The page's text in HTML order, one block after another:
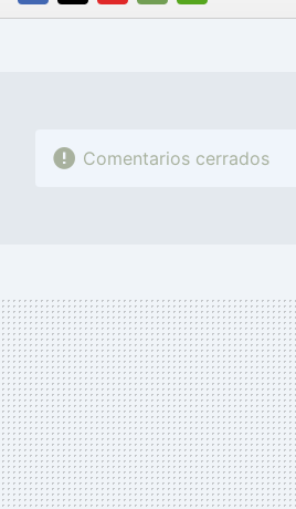
FACEBOOK
TWITTERFLIPBOARD
E-
WHATSAPP
Comentarios cerrados